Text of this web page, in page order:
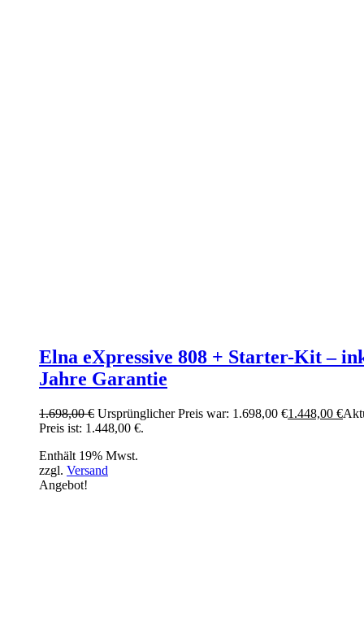
Elna eXpressive 808 + Starter-Kit –
Jahre Garantie
1.698,00€ Ursprünglicher Preis war: 1.698,00 €1.448,00 €
Preis ist: 1.448,00 €.
Enthält 19% Mwst.
zzgl. Versand
Angebot!